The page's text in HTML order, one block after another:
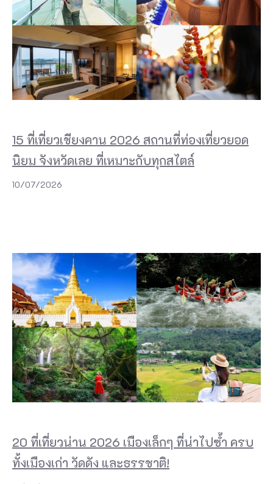
15 ที่เที่ยวเชียงคาน 2026 สถานที่ท่องเที่ยวยอด
นิยม จังหวัดเลย ที่เหมาะกับทุกสไตล์
10/07/2026
20 ที่เที่ยวน่าน 2026 เมืองเล็กๆ ที่น่าไปซ้ำ ครบ
ทั้งเมืองเก่า วัดดัง และธรรชาติ!